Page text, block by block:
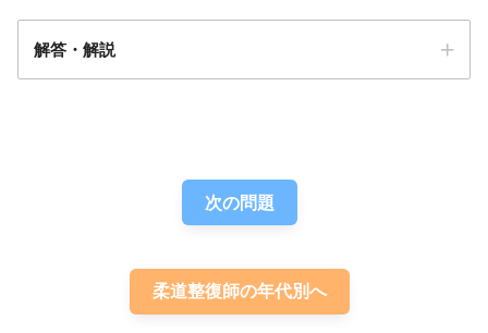
解答・解説
次の問題
柔道整復師の年代別へ